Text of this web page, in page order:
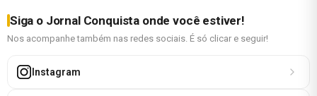
Siga o Jornal Conquista onde você estiver!
Nos acompanhe também nas redes sociais. É só clicar e seguir!
Instagram